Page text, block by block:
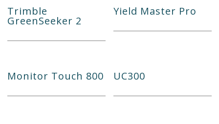
Trimble
GreenSeeker 2
Yield Master Pro
Monitor Touch 800 UC300